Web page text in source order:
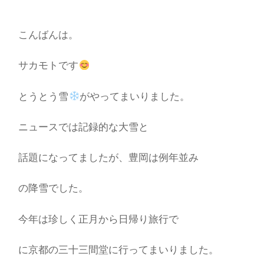
こんばんは。
サカモトです
とうとう雪 がやってまいりました。
ニュースでは記録的な大雪と
話題になってましたが、豊岡は例年並み
の降雪でした。
今年は珍しく正月から日帰り旅行で
に京都の三十三間堂に行ってまいりました。